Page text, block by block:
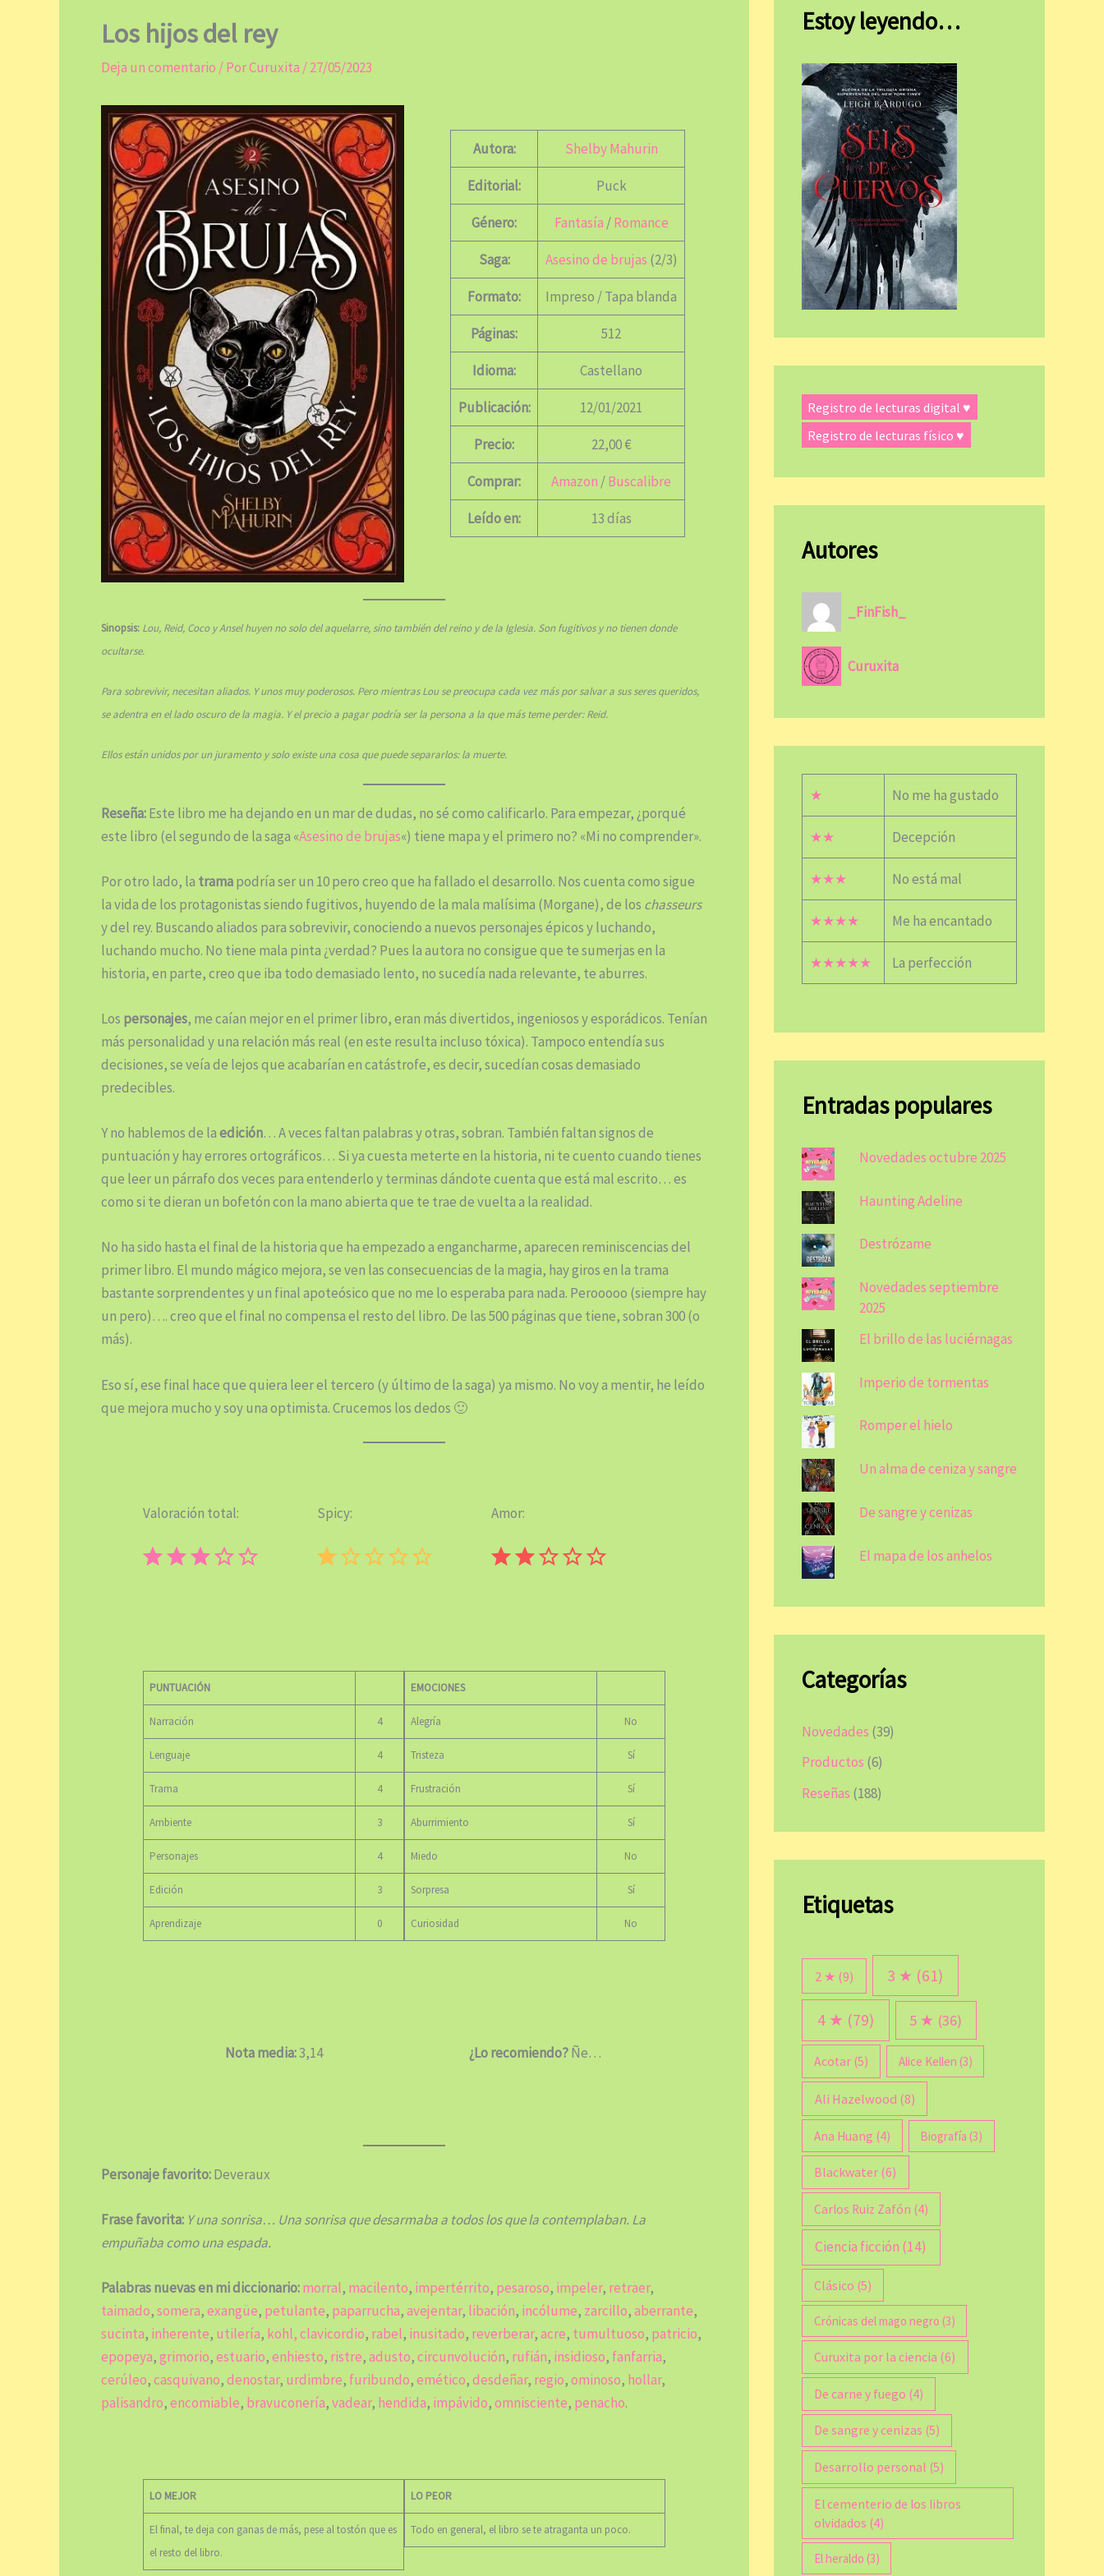
Los hijos del rey
Deja un comentario / PorCuruxita /27/05/2023
Autora: Shelby Mahurin
Editorial: Puck
Género: Fantasía /Romance
Saga: Asesino de brujas (2/3)
Formato: Impreso / Tapa blanda
Páginas: 512
Idioma: Castellano
Publicación: 12/01/2021
Precio: 22,00 €
Comprar: Amazon /Buscalibre
Leído en: 13 días
Sinopsis: Lou, Reid, Coco y Ansel huyen no solo del aquelarre, sino también del reino y de la Iglesia. Son fugitivos y no tienen donde
ocultarse.
Para sobrevivir, necesitan aliados. Y unos muy poderosos. Pero mientras Lou se preocupa cada vez más por salvar a sus seres queridos,
se adentra en el lado oscuro de la magia. Y el precio a pagar podría ser la persona a la que más teme perder: Reid.
Ellos están unidos por un juramento y solo existe una cosa que puede separarlos: la muerte.
Reseña:Este libro me ha dejando en un mar de dudas, no sé como calificarlo. Para empezar, ¿porqué
este libro (el segundo de la saga «Asesino de brujas«) tiene mapa y el primero no? «Mi no comprender».
Por otro lado, la tramapodría ser un 10 pero creo que ha fallado el desarrollo. Nos cuenta como sigue
la vida de los protagonistas siendo fugitivos, huyendo de la mala malísima (Morgane), de los chasseurs
y del rey. Buscando aliados para sobrevivir, conociendo a nuevos personajes épicos y luchando,
luchando mucho. No tiene mala pinta ¿verdad? Pues la autora no consigue que te sumerjas en la
historia, en parte, creo que iba todo demasiado lento, no sucedía nada relevante, te aburres.
Los personajes, me caían mejor en el primer libro, eran más divertidos, ingeniosos y esporádicos. Tenían
más personalidad y una relación más real (en este resulta incluso tóxica). Tampoco entendía sus
decisiones, se veía de lejos que acabarían en catástrofe, es decir, sucedían cosas demasiado
predecibles.
Y no hablemos de laedición… A veces faltan palabras y otras, sobran. También faltan signos de
puntuación y hay errores ortográficos… Si ya cuesta meterte en la historia, ni te cuento cuando tienes
que leer un párrafo dos veces para entenderlo y terminas dándote cuenta que está mal escrito… es
como si te dieran un bofetón con la mano abierta que te trae de vuelta a la realidad.
No ha sido hasta el final de la historia que ha empezado a engancharme, aparecen reminiscencias del
primer libro. El mundo mágico mejora, se ven las consecuencias de la magia, hay giros en la trama
bastante sorprendentes y un final apoteósico que no me lo esperaba para nada. Perooooo (siempre hay
un pero)…. creo que el final no compensa el resto del libro. De las 500 páginas que tiene, sobran 300 (o
más).
Eso sí, ese final hace que quiera leer el tercero (y último de la saga) ya mismo. No voy a mentir, he leído
que mejora mucho y soy una optimista. Crucemos los dedos 🙂
Valoración total:
⭐⭐⭐
Spicy:
⭐
Amor:
⭐⭐
PUNTUACIÓN
Narración 4
Lenguaje 4
Trama 4
Ambiente 3
Personajes 4
Edición 3
Aprendizaje 0
EMOCIONES
Alegría No
Tristeza Sí
Frustración Sí
Aburrimiento Sí
Miedo No
Sorpresa Sí
Curiosidad No
Nota media:3,14 ¿Lo recomiendo?Ñe…
Personaje favorito:Deveraux
Frase favorita: Y una sonrisa… Una sonrisa que desarmaba a todos los que la contemplaban. La
empuñaba como una espada.
Palabras nuevas en mi diccionario:morral, macilento, impertérrito, pesaroso, impeler, retraer,
taimado,somera,exangüe, petulante, paparrucha,avejentar, libación, incólume, zarcillo,aberrante,
sucinta, inherente, utilería, kohl,clavicordio, rabel, inusitado, reverberar,acre, tumultuoso, patricio,
epopeya,grimorio,estuario,enhiesto, ristre,adusto,circunvolución, rufián, insidioso, fanfarria,
cerúleo,casquivano,denostar, urdimbre, furibundo,emético,desdeñar, regio,ominoso, hollar,
palisandro,encomiable, bravuconería,vadear, hendida, impávido,omnisciente, penacho.
LO MEJOR
El final, te deja con ganas de más, pese al tostón que es
el resto del libro.
LO PEOR
Todo en general, el libro se te atraganta un poco.
Estoy leyendo…
Registro de lecturas digital ♥
Registro de lecturas físico ♥
Autores
_FinFish_
Curuxita
★ No me ha gustado
★★ Decepción
★★★ No está mal
★★★★ Me ha encantado
★★★★★ La perfección
Entradas populares
Novedades octubre 2025
Haunting Adeline
Destrózame
Novedades septiembre
2025
El brillo de las luciérnagas
Imperio de tormentas
Romper el hielo
Un alma de ceniza y sangre
De sangre y cenizas
El mapa de los anhelos
Categorías
Novedades (39)
Productos (6)
Reseñas (188)
Etiquetas
2 ★ (9) 3 ★ (61)
4 ★ (79) 5 ★ (36)
Acotar (5) Alice Kellen (3)
Ali Hazelwood (8)
Ana Huang (4) Biografía (3)
Blackwater (6)
Carlos Ruiz Zafón (4)
Ciencia ficción (14)
Clásico (5)
Crónicas del mago negro (3)
Curuxita por la ciencia (6)
De carne y fuego (4)
De sangre y cenizas (5)
Desarrollo personal (5)
El cementerio de los libros
olvidados (4)
El heraldo (3)